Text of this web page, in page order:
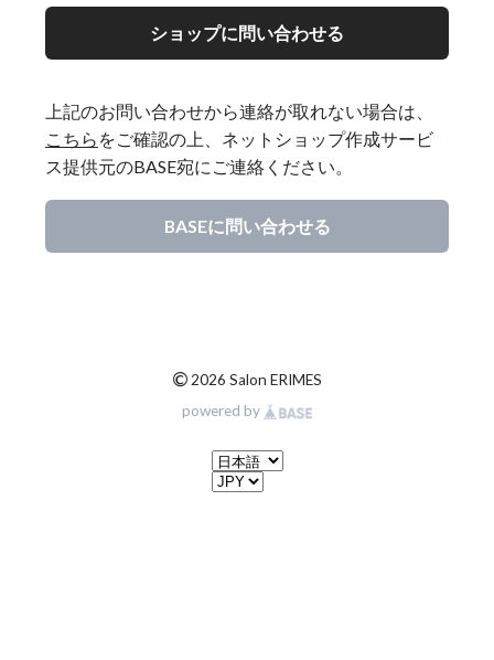
ショップに問い合わせる
上記のお問い合わせから連絡が取れない場合は、
こちら をご確認の上、ネットショップ作成サービ
ス提供元のBASE宛にご連絡ください。
BASEに問い合わせる
© 2026 Salon ERIMES
powered by